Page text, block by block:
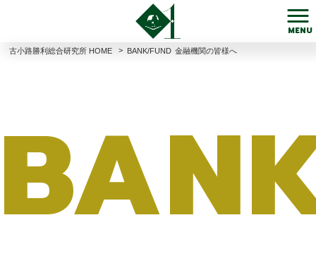
MENU
古小路勝利総合研究所 HOME > BANK/FUND 金融機関の皆様へ